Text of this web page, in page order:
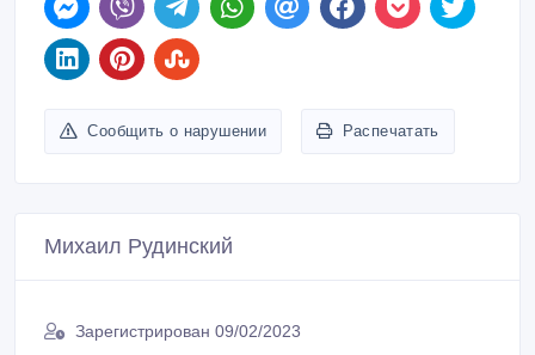
Сообщить о нарушении Распечатать
Михаил Рудинский
Зарегистрирован 09/02/2023